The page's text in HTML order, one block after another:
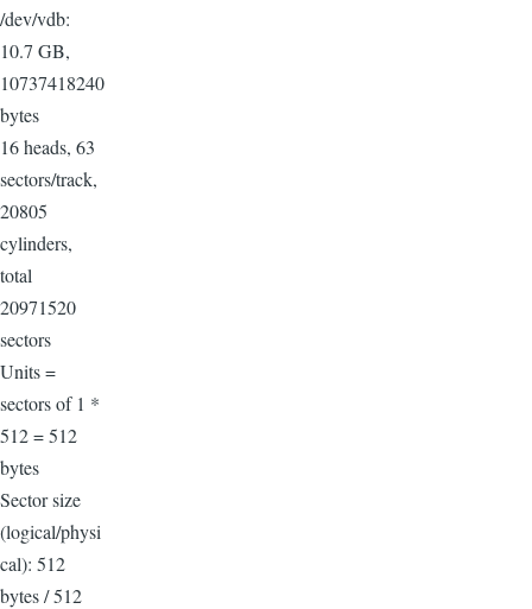
/dev/vdb:
10.7 GB,
10737418240
bytes
16 heads, 63
sectors/track,
20805
cylinders,
total
20971520
sectors
Units =
sectors of 1 *
512 = 512
bytes
Sector size
(logical/physi
cal): 512
bytes / 512